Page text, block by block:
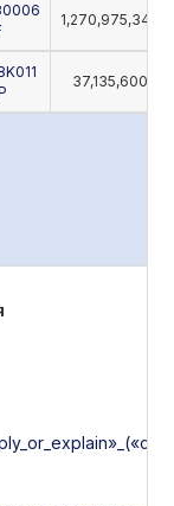
1,270,975,342
37,135,600